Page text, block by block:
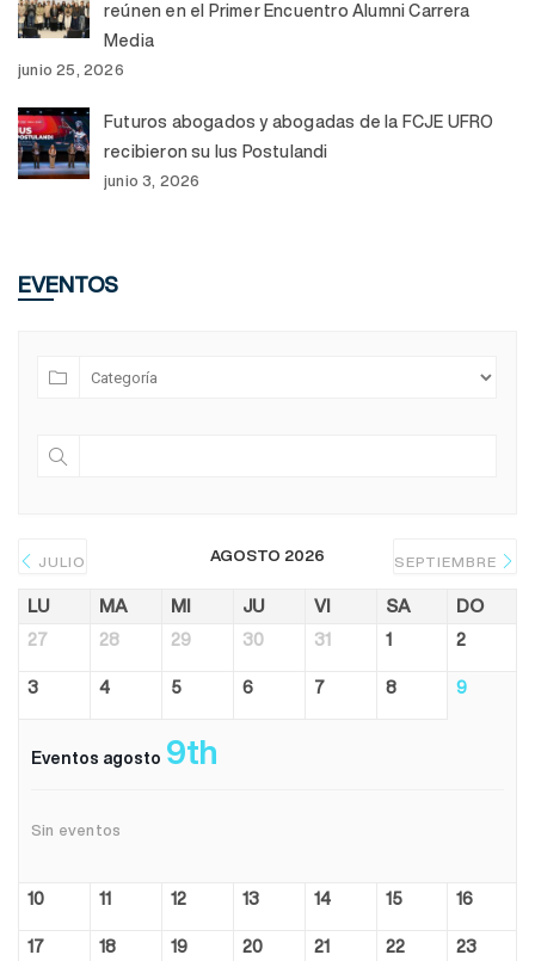
reúnen en el Primer Encuentro Alumni Carrera
Media
junio 25, 2026
Futuros abogados y abogadas de la FCJE UFRO
recibieron su Ius Postulandi
junio 3, 2026
EVENTOS
JULIO AGOSTO 2026 SEPTIEMBRE
LU MA MI JU VI SA DO
27 28 29 30 31 1 2
3 4 5 6 7 8 9
Eventos agosto 9th
Sin eventos
10 11 12 13 14 15 16
17 18 19 20 21 22 23